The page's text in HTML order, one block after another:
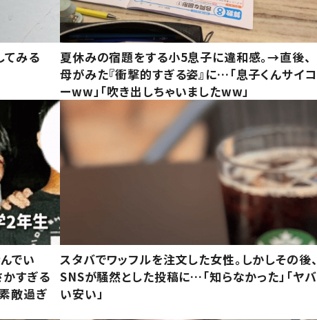
てみる
夏休みの宿題をする小5息子に違和感。→直後、
母がみた『衝撃的すぎる姿』に…「息子くんサイコ
ーww」「吹き出しちゃいましたww」
でい
すぎる
敵過ぎ
スタバでワッフルを注文した女性。しかしその後、
SNSが騒然とした投稿に…「知らなかった」「ヤバ
い安い」